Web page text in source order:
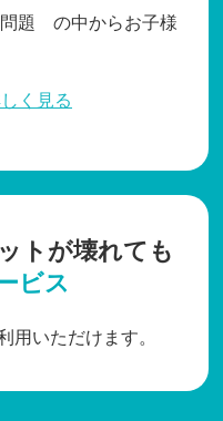
題 の中からお子様
く見る
トが壊れても
ビス
用いただけます。